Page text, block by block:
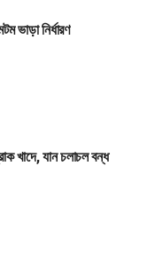
ভাড়া নির্ধারণ
খাদে, যান চলাচল বন্ধ